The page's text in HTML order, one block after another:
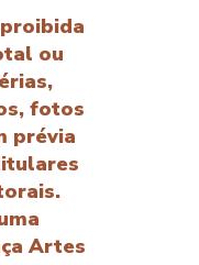
ou
fotos
prévia
Artes